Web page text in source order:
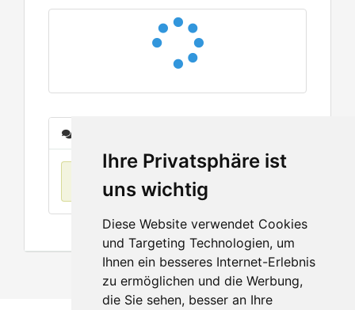
Ihre Privatsphäre ist
uns wichtig
Diese Website verwendet Cookies
und Targeting Technologien, um
Ihnen ein besseres Internet-Erlebnis
zu ermöglichen und die Werbung,
die Sie sehen, besser an Ihre
No items found